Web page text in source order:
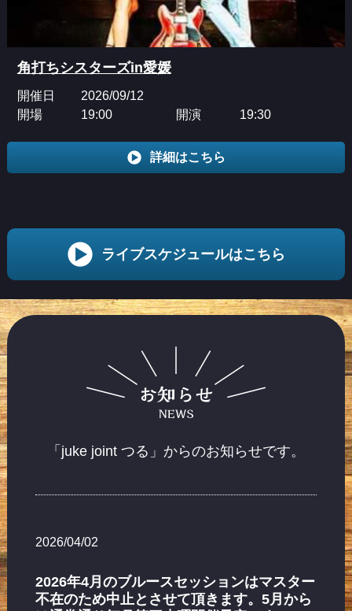
角打ちシスターズin愛媛
開催日
2026/09/12
開場
19:00 開演 19:30
詳細はこちら
ライブスケジュールはこちら
「juke joint つる」からのお知らせです。
2026/04/02
2026年4月のブルースセッションはマスター
不在のため中止とさせて頂きます。5月から